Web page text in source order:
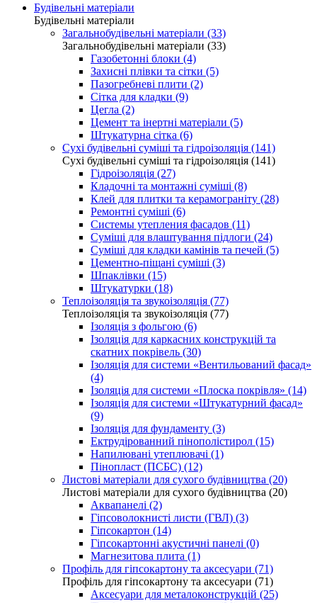
Будівельні матеріали
Будівельні матеріали
Загальнобудівельні матеріали (33)
Загальнобудівельні матеріали (33)
Газобетонні блоки (4)
Захисні плівки та сітки (5)
Пазогребневі плити (2)
Сітка для кладки (9)
Цегла (2)
Цемент та інертні матеріали (5)
Штукатурна сітка (6)
Сухі будівельні суміші та гідроізоляція (141)
Сухі будівельні суміші та гідроізоляція (141)
Гідроізоляція (27)
Кладочні та монтажні суміші (8)
Клей для плитки та керамограніту (28)
Ремонтні суміші (6)
Системы утепления фасадов (11)
Суміші для влаштування підлоги (24)
Суміші для кладки камінів та печей (5)
Цементно-піщані суміші (3)
Шпаклівки (15)
Штукатурки (18)
Теплоізоляція та звукоізоляція (77)
Теплоізоляція та звукоізоляція (77)
Ізоляція з фольгою (6)
Ізоляція для каркасних конструкцій та
скатних покрівель (30)
Ізоляція для системи «Вентильований фасад»
(4)
Ізоляція для системи «Плоска покрівля» (14)
Ізоляція для системи «Штукатурний фасад»
(9)
Ізоляція для фундаменту (3)
Ектрудірованний пінополістирол (15)
Напилювані утеплювачі (1)
Пінопласт (ПСБС) (12)
Листові матеріали для сухого будівництва (20)
Листові матеріали для сухого будівництва (20)
Аквапанелі (2)
Гіпсоволокнисті листи (ГВЛ) (3)
Гіпсокартон (14)
Гіпсокартонні акустичні панелі (0)
Магнезитова плита (1)
Профіль для гіпсокартону та аксесуари (71)
Профіль для гіпсокартону та аксесуари (71)
Аксесуари для металоконструкцій (25)